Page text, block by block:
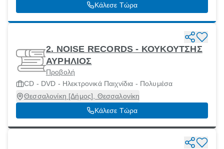
Κάλεσε Τώρα
2. NOISE RECORDS - ΚΟΥΚΟΥΤΣΗΣ
ΑΥΡΗΛΙΟΣ
Προβολή
CD - DVD - Ηλεκτρονικά Παιχνίδια - Πολυμέσα
Θεσσαλονίκη [Δήμος], Θεσσαλονίκη
Κάλεσε Τώρα